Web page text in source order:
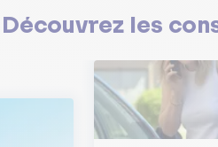
Découvrez les